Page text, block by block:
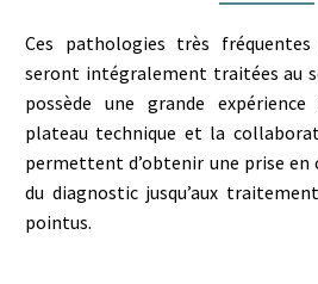
Ces pathologies très
seront intégralement traitées au
possède une grande
plateau technique et la
permettent d’obtenir une prise
du diagnostic jusqu’aux
pointus.